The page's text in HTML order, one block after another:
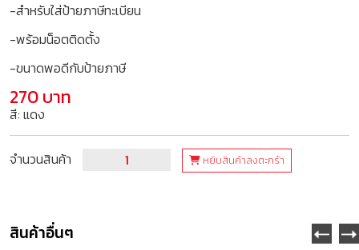
-สำหรับใส่ป้ายภาษีทะเบียน
-พร้อมน็อตติดตั้ง
-ขนาดพอดีกับป้ายภาษี
270 บาท
สี: แดง
จำนวนสินค้า หยิบสินค้าลงตะกร้า
สินค้าอื่นๆ